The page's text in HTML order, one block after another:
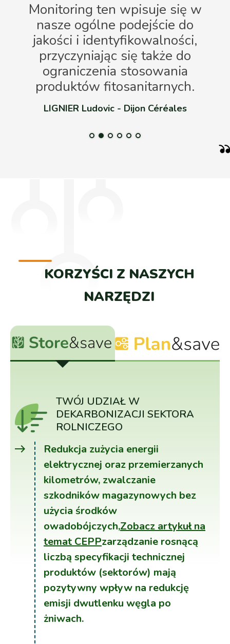
Monitoring ten wpisuje się w
nasze ogólne podejście do
jakości i identyfikowalności,
przyczyniając się także do
ograniczenia stosowania
produktów fitosanitarnych.
LIGNIER Ludovic - Dijon Céréales
KORZYŚCI Z NASZYCH
NARZĘDZI
TWÓJ UDZIAŁ W
DEKARBONIZACJI SEKTORA
ROLNICZEGO
east
Redukcja zużycia energii
elektrycznej oraz przemierzanych
kilometrów, zwalczanie
szkodników magazynowych bez
użycia środków
owadobójczych,Zobacz artykuł na
temat CEPPzarządzanie rosnącą
liczbą specyfikacji technicznej
produktów (sektorów) mają
pozytywny wpływ na redukcję
emisji dwutlenku węgla po
żniwach.